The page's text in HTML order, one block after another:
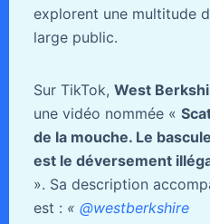
explorent une multitude
large public.
Sur TikTok, West
une vidéo nommée «
de la mouche. Le
est le déversement
». Sa description
est : « @westberkshire